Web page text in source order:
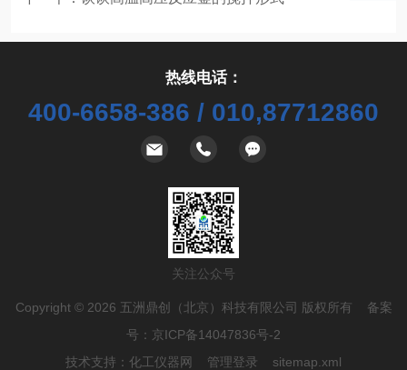
表
热线电话：
400-6658-386 / 010,87712860
关注公众号
Copyright © 2026 五洲鼎创（北京）科技有限公司 版权所有 备案
号： 京ICP备14047836号-2
技术支持： 化工仪器网 管理登录 sitemap.xml